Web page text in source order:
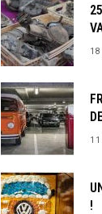
18
11
!